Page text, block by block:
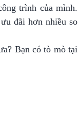
trình của mình.
đãi hơn nhiều so
Bạn có tò mò tại